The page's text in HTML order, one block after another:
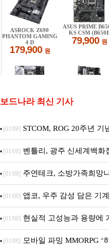
보드나라 최신 기사
[01/08] STCOM, ROG 20주년 기
Crosshair X870E EDITION 20
[01/08] 벤틀리, 광주 신세계백화
픈
[01/08] 주연테크, 소방가족희망
니터·스마트 펫 침대 기부
[01/08] 앱코, 우주 감성 담은 기
브랜드데이 기획전 진행
[01/08] 현실적 고성능과 용량에
M.2 NVMe 디앤디컴 1TB
[01/08] 모바일 파밍 MMORPG ‘